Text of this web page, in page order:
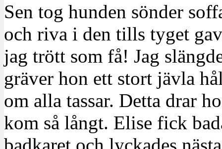
Sen tog hunden sönder
och riva i den tills tyget
jag trött som få! Jag
gräver hon ett stort jävla
om alla tassar. Detta drar
kom så långt. Elise fick
badkaret och lyckades